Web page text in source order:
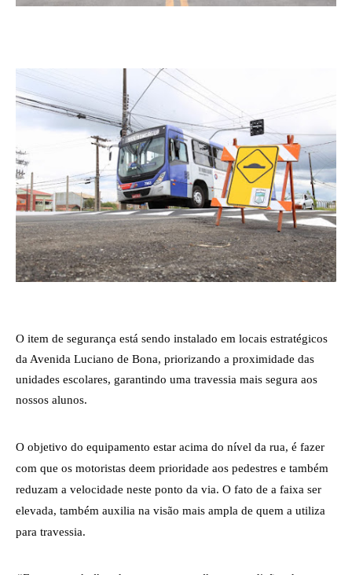
O item de segurança está sendo instalado em locais estratégicos
da Avenida Luciano de Bona, priorizando a proximidade das
unidades escolares, garantindo uma travessia mais segura aos
nossos alunos.
O objetivo do equipamento estar acima do nível da rua, é fazer
com que os motoristas deem prioridade aos pedestres e também
reduzam a velocidade neste ponto da via. O fato de a faixa ser
elevada, também auxilia na visão mais ampla de quem a utiliza
para travessia.